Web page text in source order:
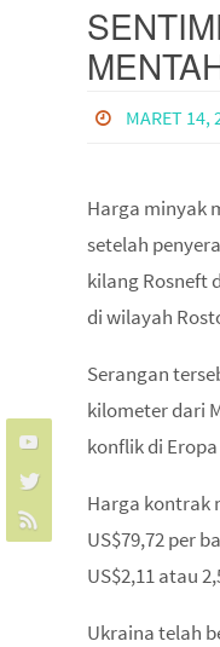
MARET 14,
Harga minyak
setelah
kilang Rosneft
di wilayah
Serangan
kilometer dari
konflik di
Harga kontrak
US$79,72 per
US$2,11 atau
Ukraina telah